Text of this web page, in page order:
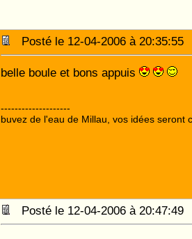
Posté le 12-04-2006 à
belle boule et bons appuis
--------------------
buvez de l'eau de Millau, vos idées seront
Posté le 12-04-2006 à